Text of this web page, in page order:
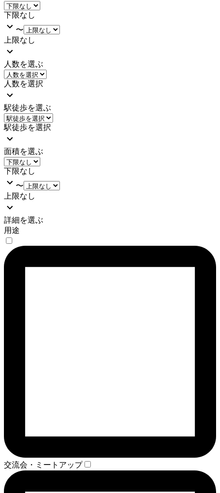
下限なし
〜
上限なし
人数を選ぶ
人数を選択
駅徒歩を選ぶ
駅徒歩を選択
面積を選ぶ
下限なし
〜
上限なし
詳細を選ぶ
用途
交流会・ミートアップ